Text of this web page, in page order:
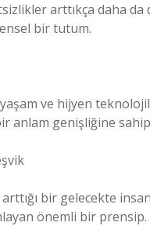
arttıkça daha da
bir tutum.
ve hijyen
anlam genişliğine
bir gelecekte
önemli bir prensip.